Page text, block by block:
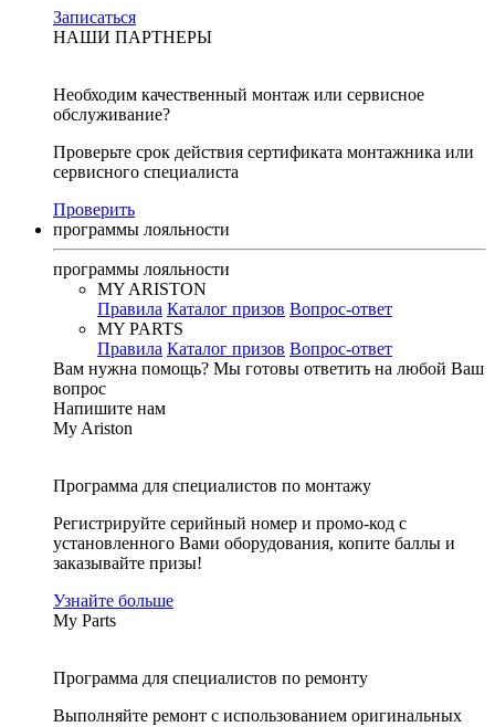
Записаться
НАШИ ПАРТНЕРЫ
Необходим качественный монтаж или сервисное
обслуживание?
Проверьте срок действия сертификата монтажника или
сервисного специалиста
Проверить
программы лояльности
программы лояльности
MY ARISTON
Правила Каталог призов Вопрос-ответ
MY PARTS
Правила Каталог призов Вопрос-ответ
Вам нужна помощь? Мы готовы ответить на любой Ваш
вопрос
Напишите нам
My Ariston
Программа для специалистов по монтажу
Регистрируйте серийный номер и промо-код с
установленного Вами оборудования, копите баллы и
заказывайте призы!
Узнайте больше
My Parts
Программа для специалистов по ремонту
Выполняйте ремонт с использованием оригинальных